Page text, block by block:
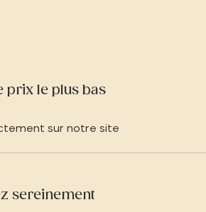
prix le plus bas
sur notre site
sereinement